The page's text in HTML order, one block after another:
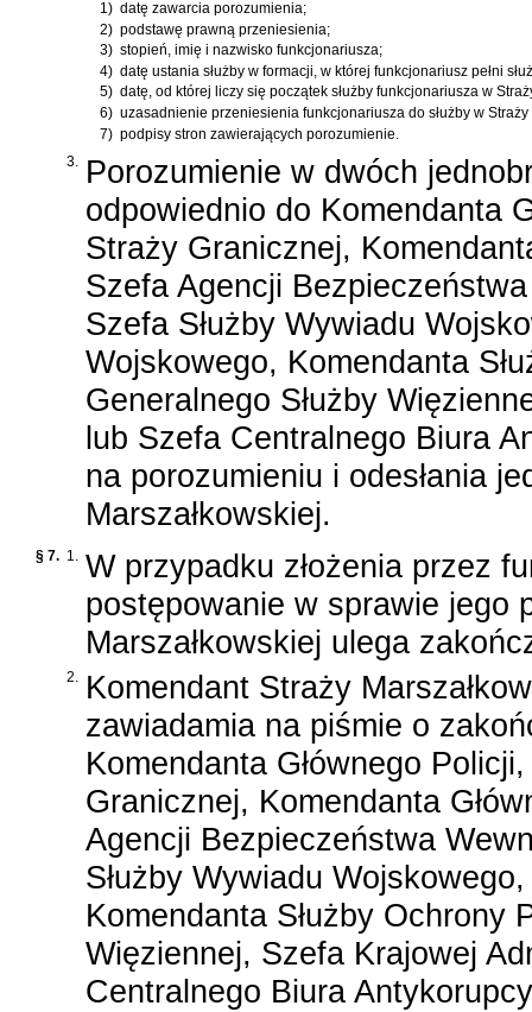
1) datę zawarcia porozumienia;
2) podstawę prawną przeniesienia;
3) stopień, imię i nazwisko funkcjonariusza;
4) datę ustania służby w formacji, w której funkcjonariusz pełni
5) datę, od której liczy się początek służby funkcjonariusza w
6) uzasadnienie przeniesienia funkcjonariusza do służby w Straży
7) podpisy stron zawierających porozumienie.
3. Porozumienie w dwóch
odpowiednio do Komendanta
Straży Granicznej,
Szefa Agencji
Szefa Służby Wywiadu
Wojskowego, Komendanta
Generalnego Służby
lub Szefa Centralnego Biura
na porozumieniu i odesłania
Marszałkowskiej.
§ 7. 1. W przypadku złożenia przez
postępowanie w sprawie jego
Marszałkowskiej ulega
2. Komendant Straży
zawiadamia na piśmie o
Komendanta Głównego
Granicznej, Komendanta
Agencji Bezpieczeństwa
Służby Wywiadu
Komendanta Służby Ochrony
Więziennej, Szefa Krajowej
Centralnego Biura